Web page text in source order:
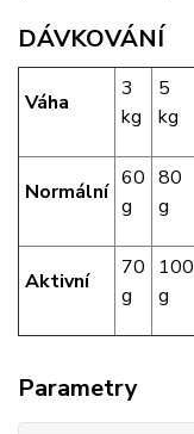
DÁVKOVÁNÍ
Váha
3
kg
5
kg
Normální
60
g
80
g
Aktivní
70
g
100
g
Parametry